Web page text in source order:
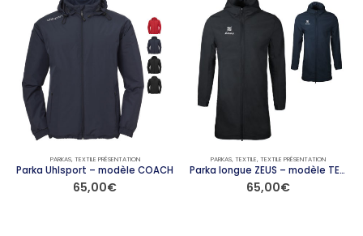
plusieurs
variations.
Les
options
peuvent
être
choisies
sur
la
page
du
produit
PARKAS, TEXTILE PRÉSENTATION
Parka Uhlsport – modèle COACH
65,00€
PARKAS, TEXTILE, TEXTILE PRÉSENTATION
Parka longue ZEUS – modèle TECH
65,00€